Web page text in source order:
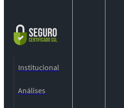
Institucional
Análises